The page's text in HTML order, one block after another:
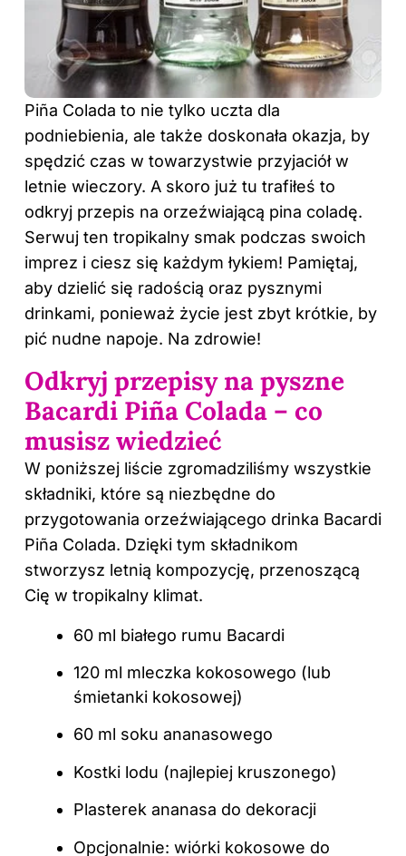
Piña Colada to nie tylko uczta dla
podniebienia, ale także doskonała okazja, by
spędzić czas w towarzystwie przyjaciół w
letnie wieczory. A skoro już tu trafiłeś to
odkryj przepis na orzeźwiającą pina coladę.
Serwuj ten tropikalny smak podczas swoich
imprez i ciesz się każdym łykiem! Pamiętaj,
aby dzielić się radością oraz pysznymi
drinkami, ponieważ życie jest zbyt krótkie, by
pić nudne napoje. Na zdrowie!
Odkryj przepisy na pyszne
Bacardi Piña Colada – co
musisz wiedzieć
W poniższej liście zgromadziliśmy wszystkie
składniki, które są niezbędne do
przygotowania orzeźwiającego drinka Bacardi
Piña Colada. Dzięki tym składnikom
stworzysz letnią kompozycję, przenoszącą
Cię w tropikalny klimat.
60 ml białego rumu Bacardi
120 ml mleczka kokosowego (lub
śmietanki kokosowej)
60 ml soku ananasowego
Kostki lodu (najlepiej kruszonego)
Plasterek ananasa do dekoracji
Opcjonalnie: wiórki kokosowe do